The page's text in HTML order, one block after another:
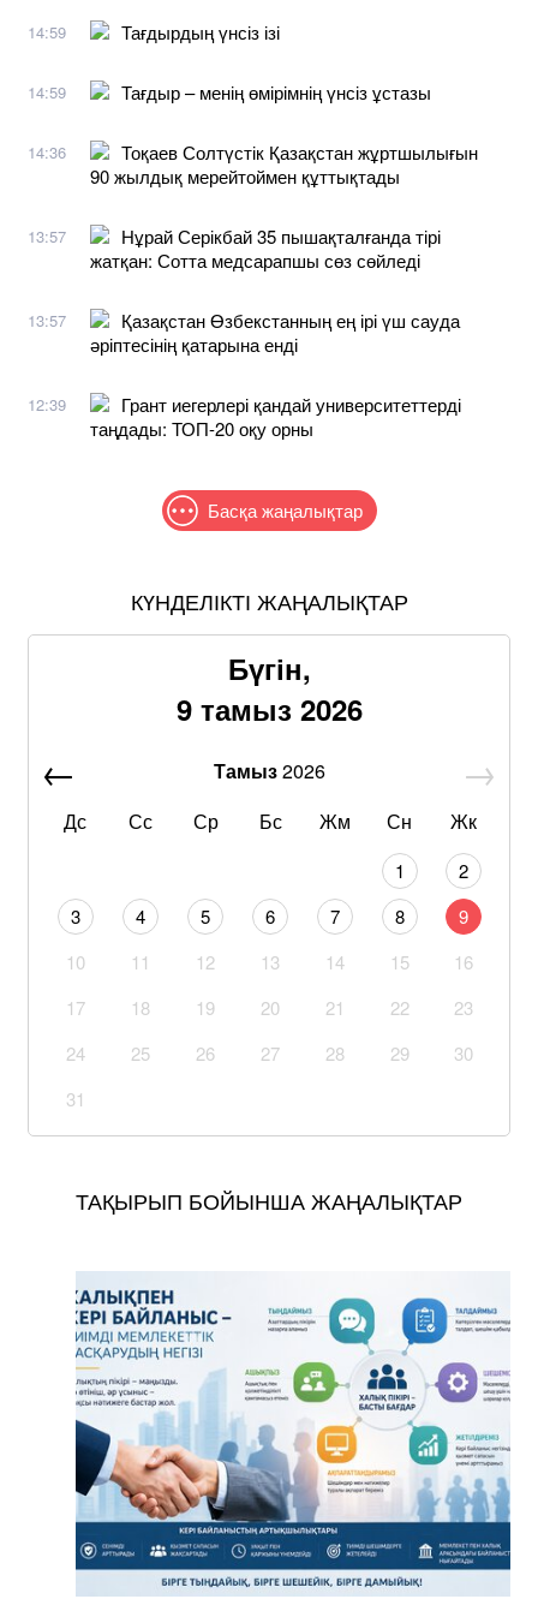
14:59 Тағдырдың үнсіз ізі
14:59 Тағдыр – менің өмірімнің үнсіз ұстазы
14:36
Тоқаев Солтүстік Қазақстан жұртшылығын
90 жылдық мерейтоймен құттықтады
13:57
Нұрай Серікбай 35 пышақталғанда тірі
жатқан: Сотта медсарапшы сөз сөйледі
13:57
Қазақстан Өзбекстанның ең ірі үш сауда
әріптесінің қатарына енді
12:39
Грант иегерлері қандай университеттерді
таңдады: ТОП-20 оқу орны
Басқа жаңалықтар
КҮНДЕЛІКТІ ЖАҢАЛЫҚТАР
Бүгін,
9 тамыз 2026
Тамыз2026
Дс
Сс Ср Бс Жм Сн Жк
1
2
3
4 5 6 7 8
9
10
11 12 13 14 15
16
17
18 19 20 21 22
23
24
25 26 27 28 29
30
31
ТАҚЫРЫП БОЙЫНША ЖАҢАЛЫҚТАР